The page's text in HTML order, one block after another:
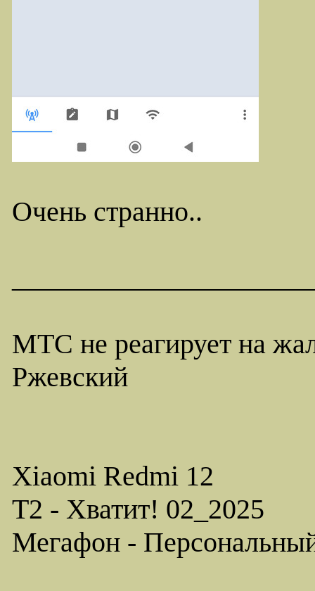
Очень странно..
МТС не реагирует на
Ржевский
Xiaomi Redmi 12
T2 - Хватит! 02_2025
Мегафон -